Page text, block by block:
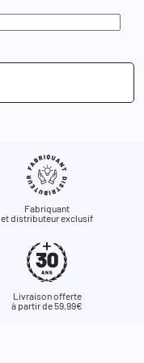
Fabriquant
et distributeur exclusif
Livraison offerte
à partir de 59,99€